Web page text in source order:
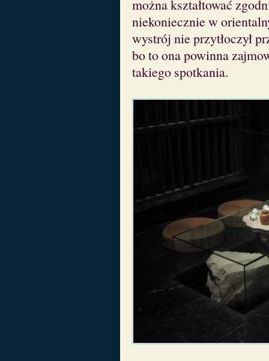
można kształtować
niekoniecznie w
wystrój nie przytłoczył
bo to ona powinna
takiego spotkania.